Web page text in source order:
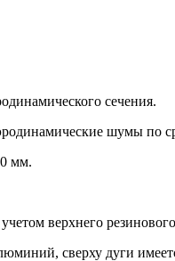
сечения.
шумы по
мм.
верхнего
сверху дуги